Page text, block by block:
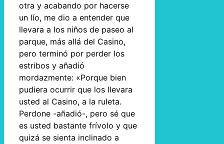
otra y acabando por hacerse
un lío, me dio a entender que
llevara a los niños de paseo al
parque, más allá del Casino,
pero terminó por perder los
estribos y añadió
mordazmente: «Porque bien
pudiera ocurrir que los llevara
usted al Casino, a la ruleta.
Perdone -añadió-, pero sé que
es usted bastante frívolo y que
quizá se sienta inclinado a